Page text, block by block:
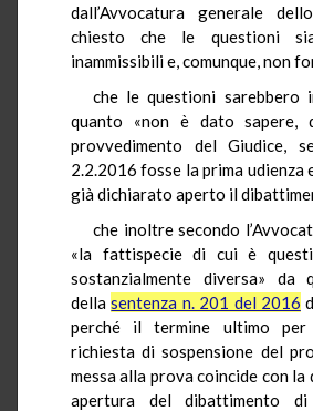
dall’Avvocatura generale
chiesto che le questioni
inammissibili e, comunque, non
che le questioni sarebbero
quanto «non è dato sapere,
provvedimento del Giudice,
2.2.2016 fosse la prima udienza
già dichiarato aperto il
che inoltre secondo
«la fattispecie di cui è
sostanzialmente diversa» da
dellasentenza n. 201 del 2016
perché il termine ultimo per
richiesta di sospensione del
messa alla prova coincide con la
apertura del dibattimento